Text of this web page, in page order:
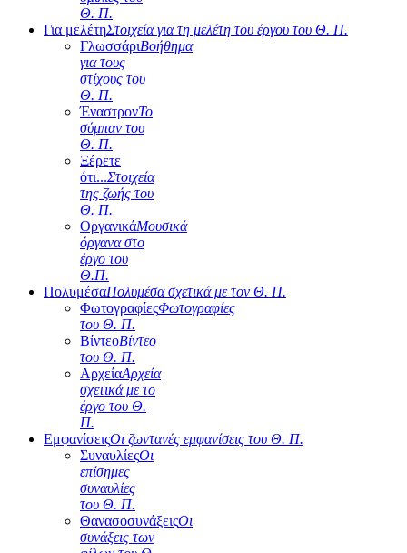
Θ. Π.
Για μελέτηΣτοιχεία για τη μελέτη του έργου του Θ. Π.
ΓλωσσάριΒοήθημα
για τους
στίχους του
Θ. Π.
ΈναστρονΤο
σύμπαν του
Θ. Π.
Ξέρετε
ότι...Στοιχεία
της ζωής του
Θ. Π.
ΟργανικάΜουσικά
όργανα στο
έργο του
Θ.Π.
ΠολυμέσαΠολυμέσα σχετικά με τον Θ. Π.
ΦωτογραφίεςΦωτογραφίες
του Θ. Π.
ΒίντεοΒίντεο
του Θ. Π.
ΑρχείαΑρχεία
σχετικά με το
έργο του Θ.
Π.
ΕμφανίσειςΟι ζωντανές εμφανίσεις του Θ. Π.
ΣυναυλίεςΟι
επίσημες
συναυλίες
του Θ. Π.
ΘανασοσυνάξειςΟι
συνάξεις των